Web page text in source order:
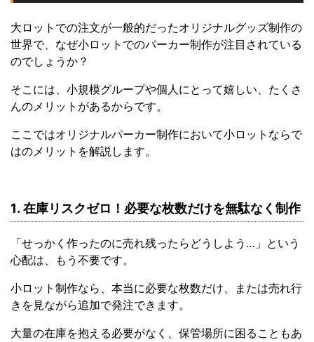
大ロットでの注文が一般的だったオリジナルグッズ制作の
世界で、なぜ小ロットでのパーカー制作が注目されている
のでしょうか？
そこには、小規模グループや個人にとって嬉しい、たくさ
んのメリットがあるからです。
ここではオリジナルパーカー制作において小ロットならで
はのメリットを解説します。
1. 在庫リスクゼロ！必要な枚数だけを無駄なく制作
「せっかく作ったのに売れ残ったらどうしよう…」という
心配は、もう不要です。
小ロット制作なら、本当に必要な枚数だけ、または売れ行
きを見ながら追加で発注できます。
大量の在庫を抱える必要がなく、保管場所に困ることもあ